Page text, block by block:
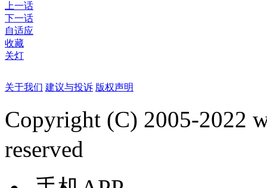
上一话
下一话
自适应
收藏
关灯
关于我们 建议与投诉 版权声明
Copyright (C) 2005-2022
reserved